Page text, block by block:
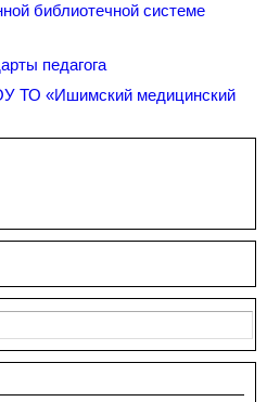
библиотечной системе
педагога
ТО «Ишимский медицинский